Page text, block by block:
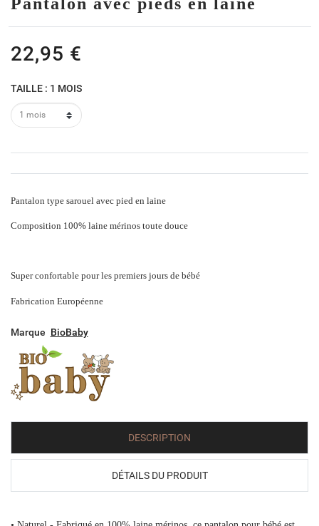
Pantalon avec pieds en laine
22,95 €
TAILLE : 1 MOIS
Pantalon type sarouel avec pied en laine
Composition 100% laine mérinos toute douce
Super confortable pour les premiers jours de bébé
Fabrication Européenne
Marque BioBaby
DESCRIPTION
DÉTAILS DU PRODUIT